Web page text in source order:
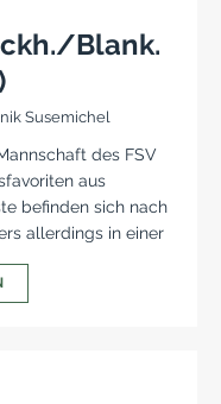
Blank.
Susemichel
des FSV
aus
befinden sich nach
allerdings in einer